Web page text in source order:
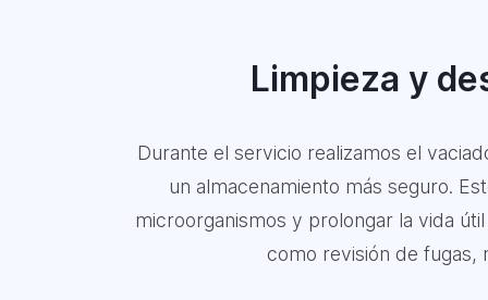
Limpieza y
Durante el servicio realizamos el
un almacenamiento más seguro.
microorganismos y prolongar la vida
como revisión de fugas,